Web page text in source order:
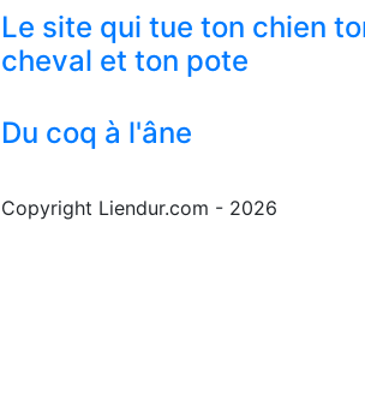
Le site qui tue ton chien
cheval et ton pote
Du coq à l'âne
Copyright Liendur.com - 2026